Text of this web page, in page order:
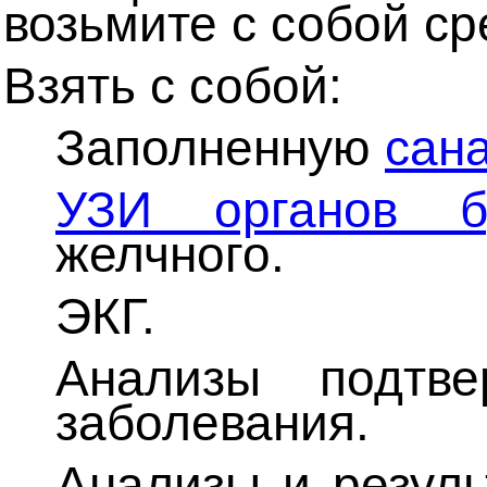
возьмите с собой
Взять с собой:
Заполненную
УЗИ органов
желчного.
ЭКГ.
Анализы
заболевания.